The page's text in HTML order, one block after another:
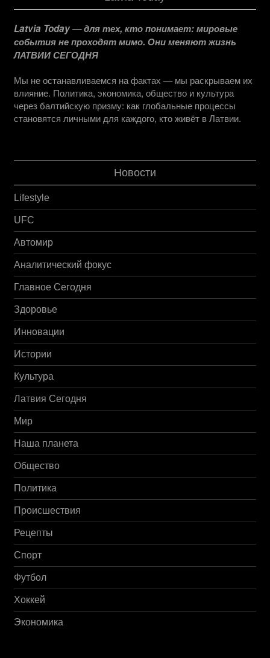
Latvia Today — для тех, кто понимает: мировые
события не проходят мимо. Они меняют жизнь
ЛАТВИИ СЕГОДНЯ
Мы не останавливаемся на фактах — мы раскрываем их
влияние. Политика, экономика, общество и культура
через балтийскую призму: как глобальные процессы
становятся личными для каждого, кто живёт в Латвии.
Новости
Lifestyle
UFC
Автомир
Аналитический фокус
Главное Сегодня
Здоровье
Инновации
Истории
Культура
Латвия Сегодня
Мир
Наша планета
Общество
Политика
Происшествия
Рецепты
Спорт
Футбол
Хоккей
Экономика